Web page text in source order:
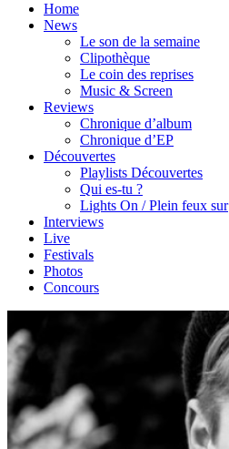
Home
News
Le son de la semaine
Clipothèque
Le coin des reprises
Music & Screen
Reviews
Chronique d’album
Chronique d’EP
Découvertes
Playlists Découvertes
Qui es-tu ?
Lights On / Plein feux sur
Interviews
Live
Festivals
Photos
Concours